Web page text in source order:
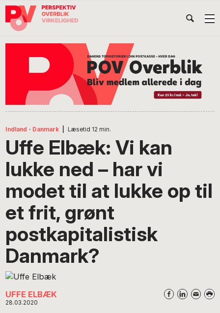
Gå
direkte
Skip
indhold
Gå
direkte
Indland · Danmark Læsetid 12 min.
Uffe Elbæk: Vi kan
lukke ned – har vi
modet til at lukke op til
et frit, grønt
postkapitalistisk
Danmark?
UFFE ELBÆK
28.03.2020